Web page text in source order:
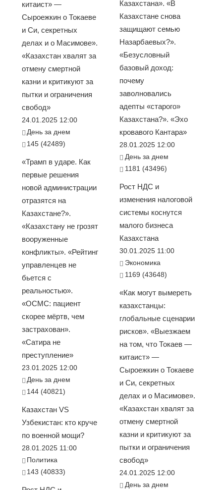
китаист» —
Сыроежкин о Токаеве
и Си, секретных
делах и о Масимове».
«Казахстан хвалят за
отмену смертной
казни и критикуют за
пытки и ограничения
свобод»
24.01.2025 12:00
День за днем
145 (42489)
«Трамп в ударе. Как
первые решения
новой администрации
отразятся на
Казахстане?».
«Казахстану не грозят
вооруженные
конфликты». «Рейтинг
управленцев не
бьется с
реальностью».
«ОСМС: пациент
скорее мёртв, чем
застрахован».
«Сатира не
преступление»
23.01.2025 12:00
День за днем
144 (40821)
Казахстан VS
Узбекистан: кто круче
по военной мощи?
28.01.2025 11:00
Политика
143 (40833)
Казахстана». «В
Казахстане снова
защищают семью
Назарбаевых?».
«Безусловный
базовый доход:
почему
заволновались
адепты «старого»
Казахстана?». «Эхо
кровавого Кантара»
28.01.2025 12:00
День за днем
1181 (43496)
Рост НДС и
изменения налоговой
системы коснутся
малого бизнеса
Казахстана
30.01.2025 11:00
Экономика
1169 (43648)
«Как могут вымереть
казахстанцы:
глобальные сценарии
рисков». «Выезжаем
на том, что Токаев —
китаист» —
Сыроежкин о Токаеве
и Си, секретных
делах и о Масимове».
«Казахстан хвалят за
отмену смертной
казни и критикуют за
пытки и ограничения
свобод»
24.01.2025 12:00
День за днем